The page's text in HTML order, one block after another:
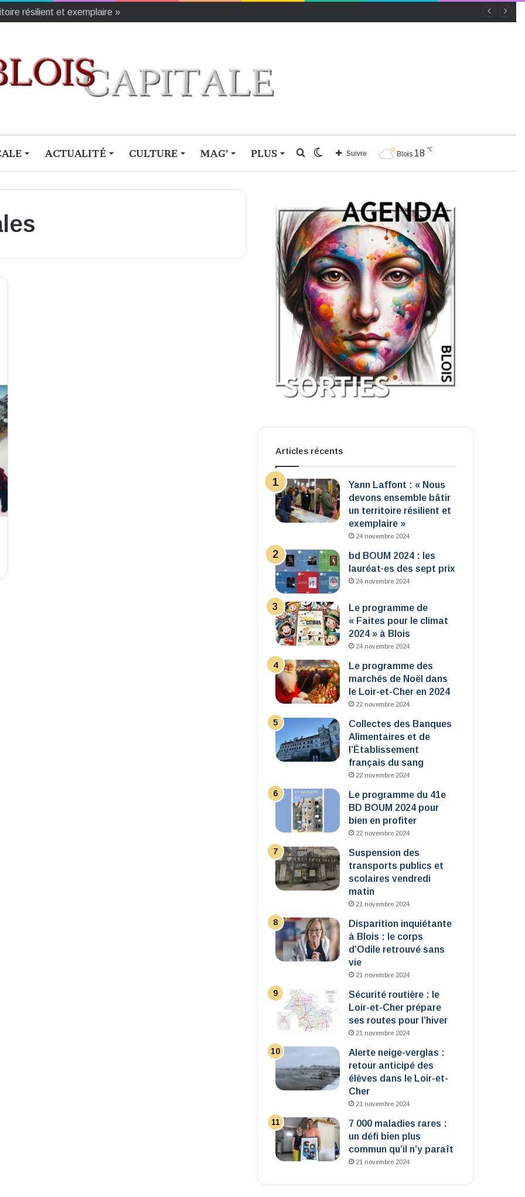
résilient et exemplaire »
ACTUALITÉ CULTURE MAG’ PLUS Blois 18 ℃
Suivre
Switch
Rechercher
Articles récents
Yann Laffont : « Nous
devons ensemble bâtir
un territoire résilient et
exemplaire »
24 novembre 2024
bd BOUM 2024 : les
lauréat·es des sept prix
24 novembre 2024
Le programme de
« Faites pour le climat
2024 » à Blois
24 novembre 2024
Le programme des
marchés de Noël dans
le Loir-et-Cher en 2024
22 novembre 2024
Collectes des Banques
Alimentaires et de
l’Établissement
français du sang
22 novembre 2024
Le programme du 41e
BD BOUM 2024 pour
bien en profiter
22 novembre 2024
Suspension des
transports publics et
scolaires vendredi
matin
21 novembre 2024
Disparition inquiétante
à Blois : le corps
d’Odile retrouvé sans
vie
21 novembre 2024
Sécurité routière : le
Loir-et-Cher prépare
ses routes pour l’hiver
21 novembre 2024
Alerte neige-verglas :
retour anticipé des
élèves dans le Loir-et-
Cher
21 novembre 2024
7 000 maladies rares :
un défi bien plus
commun qu’il n’y paraît
21 novembre 2024